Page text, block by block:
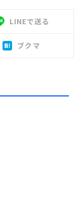
LINEで送る
ブクマ